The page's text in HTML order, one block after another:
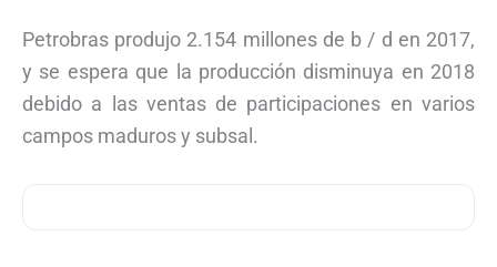
Petrobras produjo 2.154 millones de b / d en 2017,
y se espera que la producción disminuya en 2018
debido a las ventas de participaciones en varios
campos maduros y subsal.